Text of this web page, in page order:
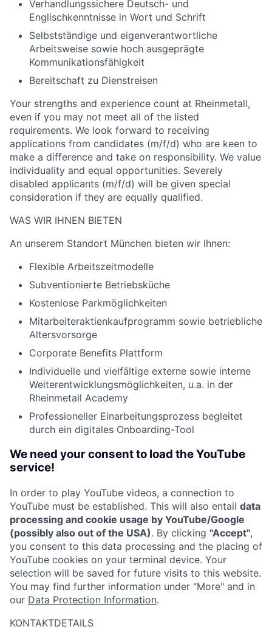
Verhandlungssichere Deutsch- und
Englischkenntnisse in Wort und Schrift
Selbstständige und eigenverantwortliche
Arbeitsweise sowie hoch ausgeprägte
Kommunikationsfähigkeit
Bereitschaft zu Dienstreisen
Your strengths and experience count at Rheinmetall,
even if you may not meet all of the listed
requirements. We look forward to receiving
applications from candidates (m/f/d) who are keen to
make a difference and take on responsibility. We value
individuality and equal opportunities. Severely
disabled applicants (m/f/d) will be given special
consideration if they are equally qualified.
WAS WIR IHNEN BIETEN
An unserem Standort München bieten wir Ihnen:
Flexible Arbeitszeitmodelle
Subventionierte Betriebsküche
Kostenlose Parkmöglichkeiten
Mitarbeiteraktienkaufprogramm sowie betriebliche
Altersvorsorge
Corporate Benefits Plattform
Individuelle und vielfältige externe sowie interne
Weiterentwicklungsmöglichkeiten, u.a. in der
Rheinmetall Academy
Professioneller Einarbeitungsprozess begleitet
durch ein digitales Onboarding-Tool
We need your consent to load the YouTube
service!
In order to play YouTube videos, a connection to
YouTube must be established. This will also entail data
processing and cookie usage by YouTube/Google
(possibly also out of the USA). By clicking "Accept",
you consent to this data processing and the placing of
YouTube cookies on your terminal device. Your
selection will be saved for future visits to this website.
You may find further information under "More" and in
our Data Protection Information.
KONTAKTDETAILS